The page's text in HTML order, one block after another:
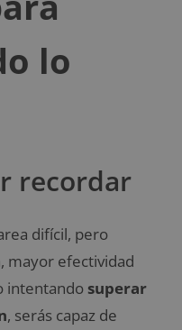
lo
recordar
difícil, pero
mayor efectividad
intentando superar
, serás capaz de